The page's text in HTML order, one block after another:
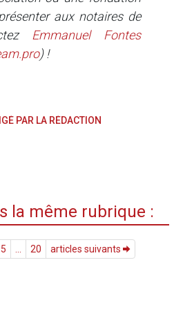
aux notaires de
Emmanuel Fontes
) !
PAR LA RÉDACTION
la même rubrique :
5 20 articles suivants